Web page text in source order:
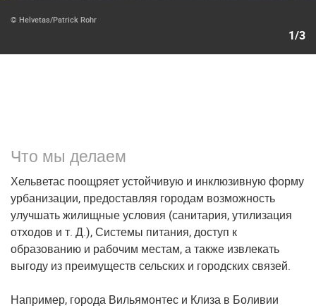
© Helvetas/Patrick Rohr
1/3
Что мы делаем
Хельветас поощряет устойчивую и инклюзивную форму
урбанизации, предоставляя городам возможность
улучшать жилищные условия (санитария, утилизация
отходов и т. Д.), Системы питания, доступ к
образованию и рабочим местам, а также извлекать
выгоду из преимуществ сельских и городских связей.
Например, города Вильямонтес и Клиза в Боливии